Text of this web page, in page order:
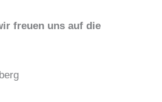
freuen uns auf die